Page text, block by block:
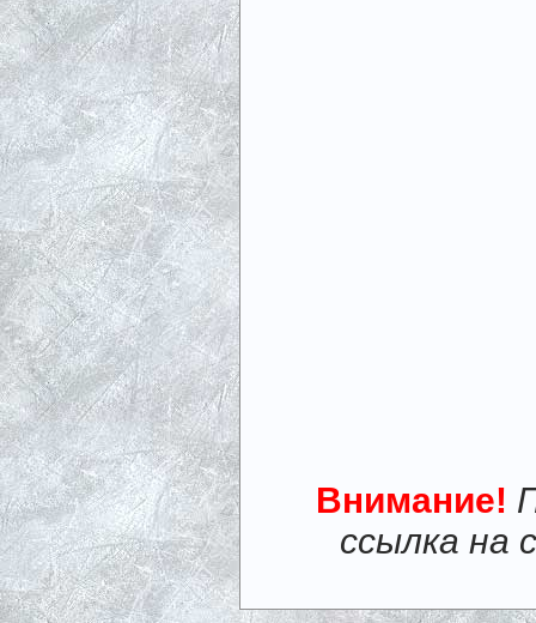
Внимание!
ссылка на